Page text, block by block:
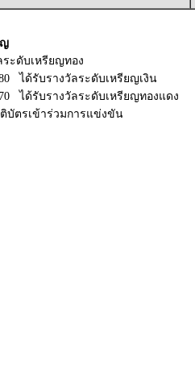
ญ
ระดับเหรียญทอง
ได้รับรางวัลระดับเหรียญเงิน
ได้รับรางวัลระดับเหรียญทองแดง
ติบัตรเข้าร่วมการแข่งขัน